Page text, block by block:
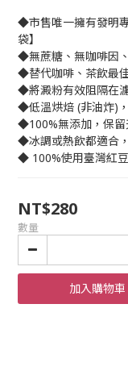
◆市售唯一擁有發明
袋】
◆無蔗糖、無咖啡因
◆替代咖啡、茶飲最
◆將澱粉有效阻隔在
◆低溫烘焙 (非油炸)
◆100%無添加，保留
◆冰調或熱飲都適合
◆ 100%使用臺灣紅豆
NT$280
數量
加入購物車